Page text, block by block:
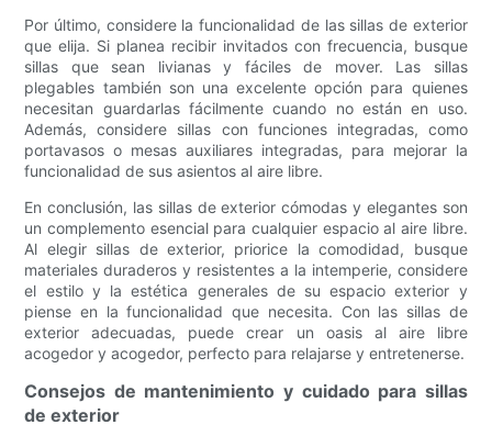
Por último, considere la funcionalidad de las sillas de exterior
que elija. Si planea recibir invitados con frecuencia, busque
sillas que sean livianas y fáciles de mover. Las sillas
plegables también son una excelente opción para quienes
necesitan guardarlas fácilmente cuando no están en uso.
Además, considere sillas con funciones integradas, como
portavasos o mesas auxiliares integradas, para mejorar la
funcionalidad de sus asientos al aire libre.
En conclusión, las sillas de exterior cómodas y elegantes son
un complemento esencial para cualquier espacio al aire libre.
Al elegir sillas de exterior, priorice la comodidad, busque
materiales duraderos y resistentes a la intemperie, considere
el estilo y la estética generales de su espacio exterior y
piense en la funcionalidad que necesita. Con las sillas de
exterior adecuadas, puede crear un oasis al aire libre
acogedor y acogedor, perfecto para relajarse y entretenerse.
Consejos de mantenimiento y cuidado para sillas
de exterior